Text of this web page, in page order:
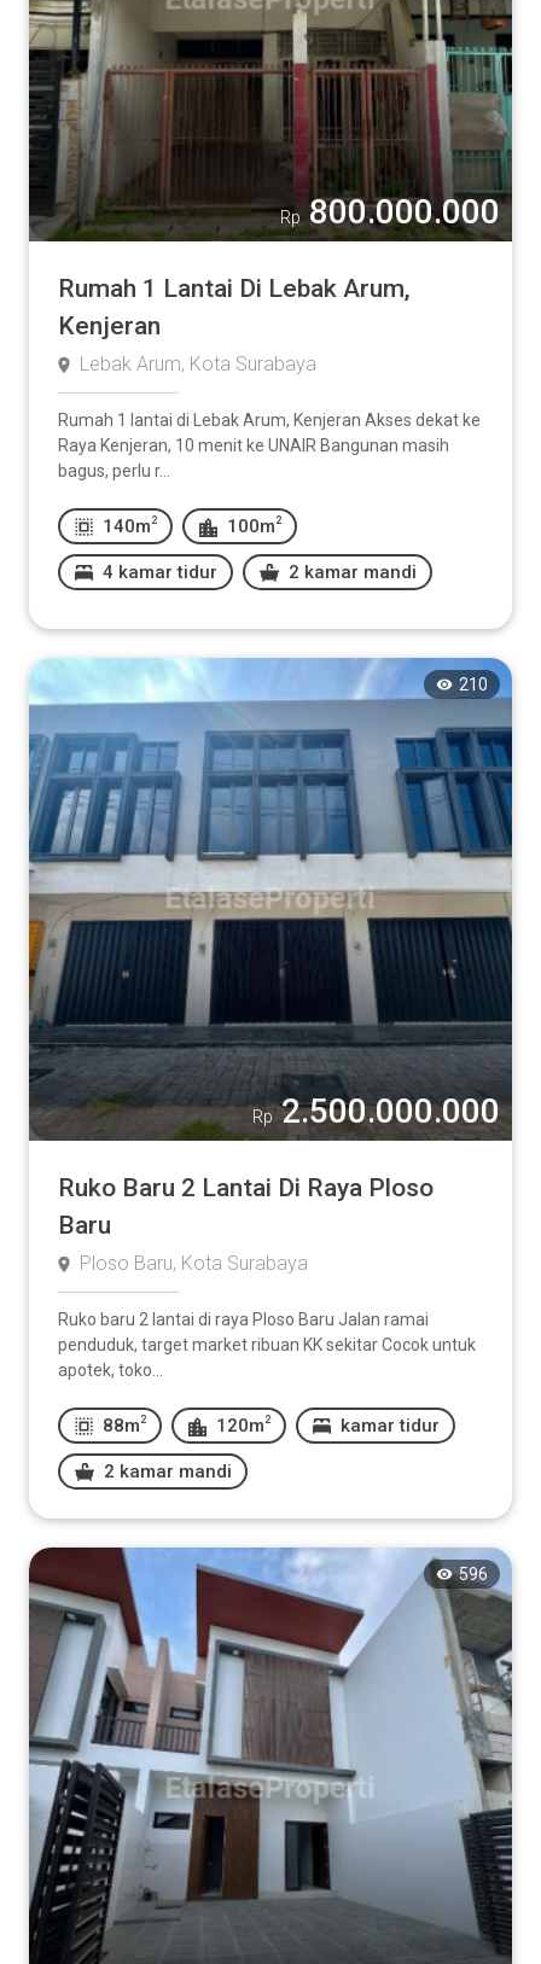
Rp 800.000.000
Rumah 1 Lantai Di Lebak Arum,
Kenjeran
Lebak Arum, Kota Surabaya
Rumah 1 lantai di Lebak Arum, Kenjeran Akses dekat ke
Raya Kenjeran, 10 menit ke UNAIR Bangunan masih
bagus, perlu r...
140m 2 100m 2
4 kamar tidur 2 kamar mandi
210
Rp 2.500.000.000
Ruko Baru 2 Lantai Di Raya Ploso
Baru
Ploso Baru, Kota Surabaya
Ruko baru 2 lantai di raya Ploso Baru Jalan ramai
penduduk, target market ribuan KK sekitar Cocok untuk
apotek, toko...
88m 2 120m 2 kamar tidur
2 kamar mandi
596